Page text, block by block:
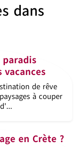
dans
paradis
de rêve
à couper
en Crète ?